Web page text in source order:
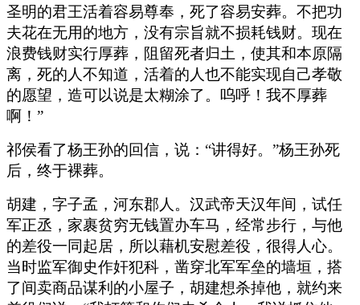
圣明的君王活着容易尊奉，死了容易安葬。不把功
夫花在无用的地方，没有宗旨就不损耗钱财。现在
浪费钱财实行厚葬，阻留死者归土，使其和本原隔
离，死的人不知道，活着的人也不能实现自己孝敬
的愿望，造可以说是太糊涂了。呜呼！我不厚葬
啊！”
祁侯看了杨王孙的回信，说：“讲得好。”杨王孙死
后，终于裸葬。
胡建，字子孟，河东郡人。汉武帝天汉年间，试任
军正丞，家裹贫穷无钱置办车马，经常步行，与他
的差役一同起居，所以藉机安慰差役，很得人心。
当时监军御史作奸犯科，凿穿北军军垒的墙垣，搭
了间卖商品谋利的小屋子，胡建想杀掉他，就约来